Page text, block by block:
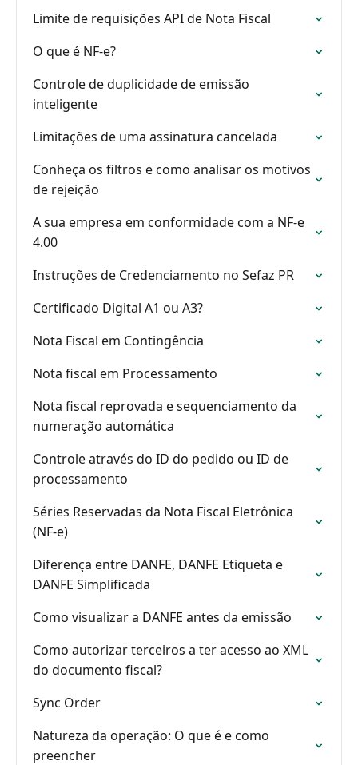
Limite de requisições API de Nota Fiscal
O que é NF-e?
Controle de duplicidade de emissão
inteligente
Limitações de uma assinatura cancelada
Conheça os filtros e como analisar os motivos
de rejeição
A sua empresa em conformidade com a NF-e
4.00
Instruções de Credenciamento no Sefaz PR
Certificado Digital A1 ou A3?
Nota Fiscal em Contingência
Nota fiscal em Processamento
Nota fiscal reprovada e sequenciamento da
numeração automática
Controle através do ID do pedido ou ID de
processamento
Séries Reservadas da Nota Fiscal Eletrônica
(NF-e)
Diferença entre DANFE, DANFE Etiqueta e
DANFE Simplificada
Como visualizar a DANFE antes da emissão
Como autorizar terceiros a ter acesso ao XML
do documento fiscal?
Sync Order
Natureza da operação: O que é e como
preencher